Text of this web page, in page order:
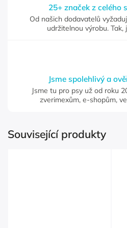
25+ značek z celého
Od našich dodavatelů
udržitelnou výrobu. Tak,
Jsme spolehlivý a
Jsme tu pro psy už od roku
zverimexům, e-shopům,
Související produkty